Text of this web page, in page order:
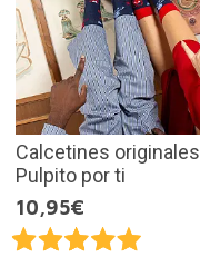
Calcetines originales
Pulpito por ti
10,95€